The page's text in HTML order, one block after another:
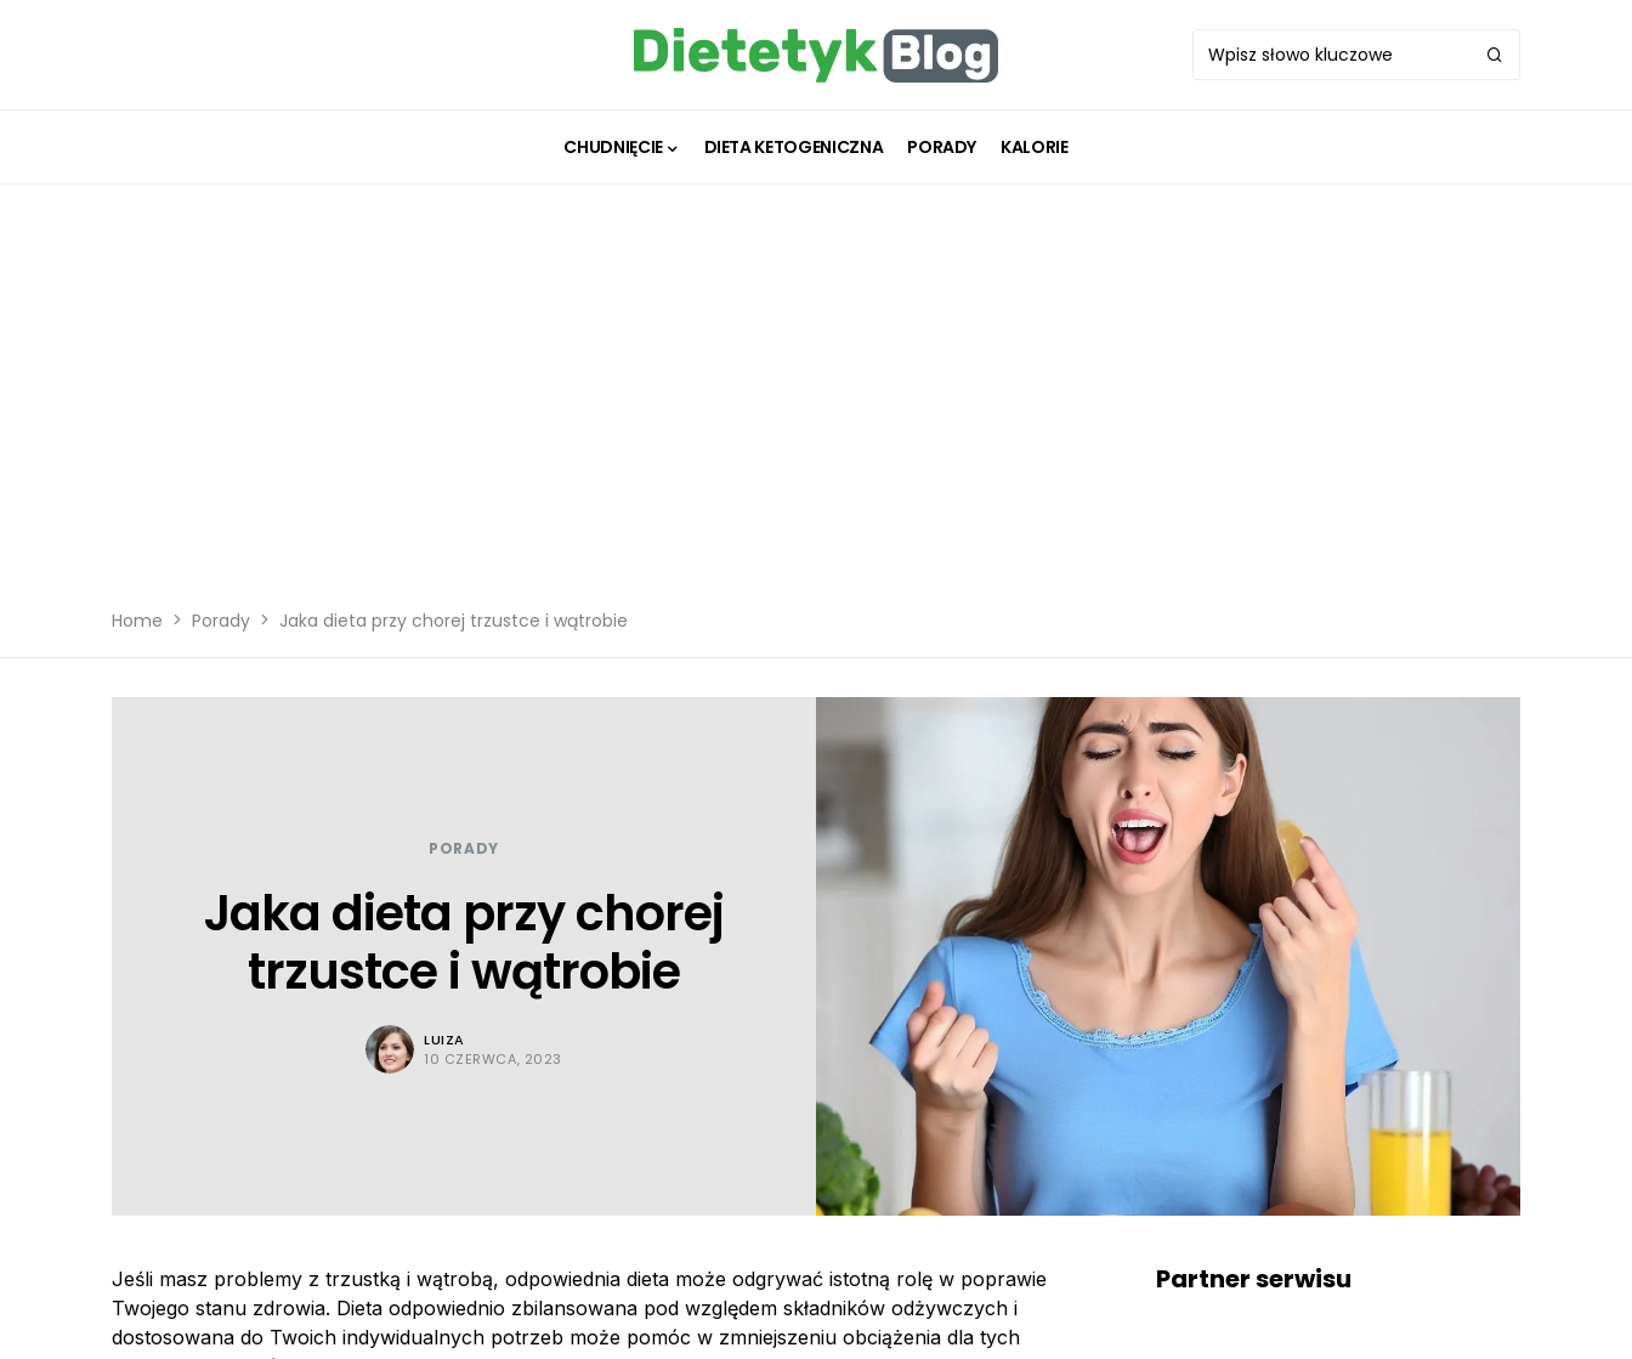
CHUDNIĘCIE DIETA KETOGENICZNA PORADY KALORIE
Home Porady Jaka dieta przy chorej trzustce i wątrobie
PORADY
Jaka dieta przy chorej
trzustce i wątrobie
LUIZA
10 CZERWCA, 2023
Jeśli masz problemy z trzustką i wątrobą, odpowiednia dieta może odgrywać istotną rolę w poprawie
Twojego stanu zdrowia. Dieta odpowiednio zbilansowana pod względem składników odżywczych i
dostosowana do Twoich indywidualnych potrzeb może pomóc w zmniejszeniu obciążenia dla tych
Partner serwisu